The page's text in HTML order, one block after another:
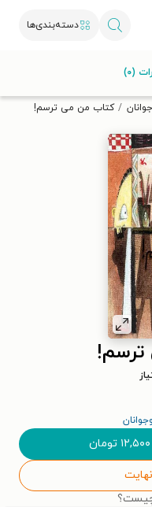
دسته‌بندی‌ها
کن.
کتاب من می ترسم!
۱۲,۵۰۰ تومان
(۰)